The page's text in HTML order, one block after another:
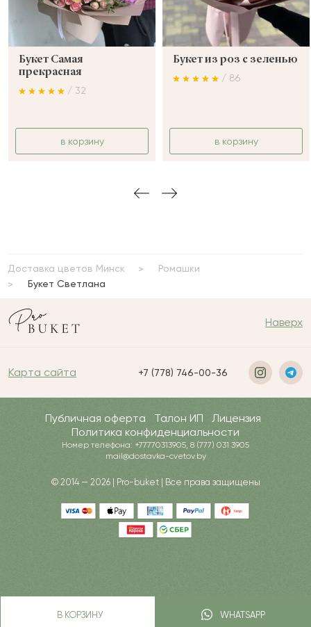
В КОРЗИНУ WHATSAPP
Букет Самая
прекрасная
/ 32
в корзину
Букет из роз с зеленью
/ 86
в корзину
Доставка цветов Минск
Ромашки
Букет Светлана
Наверх
Карта сайта +7 (778) 746-00-36
Публичная оферта Талон ИП
Лицензия
Политика конфиденциальности
Номер телефона: +77770313905, 8 (777) 031 3905
mail@dostavka-cvetov.by
© 2014 — 2026 | Pro-buket | Все права защищены